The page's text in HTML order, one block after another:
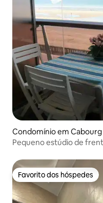
Condomínio em Cabourg
Pequeno estúdio de
Favorito dos hóspedes
Favorito dos hóspedes